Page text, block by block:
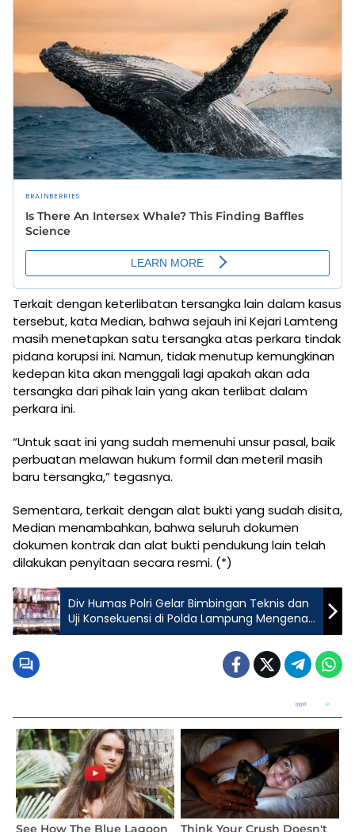
Terkait dengan keterlibatan tersangka lain dalam kasus
tersebut, kata Median, bahwa sejauh ini Kejari Lamteng
masih menetapkan satu tersangka atas perkara tindak
pidana korupsi ini. Namun, tidak menutup kemungkinan
kedepan kita akan menggali lagi apakah akan ada
tersangka dari pihak lain yang akan terlibat dalam
perkara ini.
“Untuk saat ini yang sudah memenuhi unsur pasal, baik
perbuatan melawan hukum formil dan meteril masih
baru tersangka,” tegasnya.
Sementara, terkait dengan alat bukti yang sudah disita,
Median menambahkan, bahwa seluruh dokumen
dokumen kontrak dan alat bukti pendukung lain telah
dilakukan penyitaan secara resmi. (*)
Div Humas Polri Gelar Bimbingan Teknis dan
Uji Konsekuensi di Polda Lampung Mengenai
Informasi yang Dikecualikan